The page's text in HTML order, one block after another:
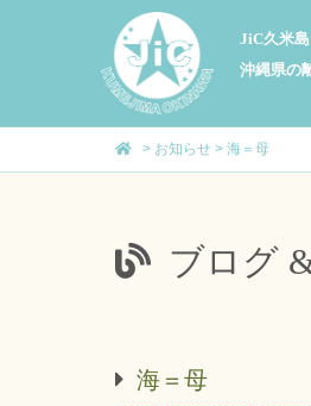
JiC久米
沖縄県の
> お知らせ > 海＝母
ブログ
海＝母